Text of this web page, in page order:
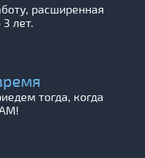
расширенная
лет.
тогда, когда